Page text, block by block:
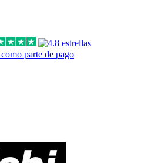
parte de pago